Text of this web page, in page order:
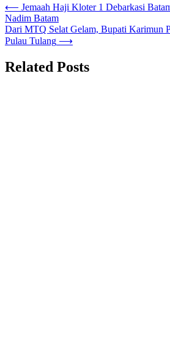
⟵ Jemaah Haji Kloter 1 Debarkasi
Nadim Batam
Dari MTQ Selat Gelam, Bupati Karimun
Pulau Tulang ⟶
Related Posts